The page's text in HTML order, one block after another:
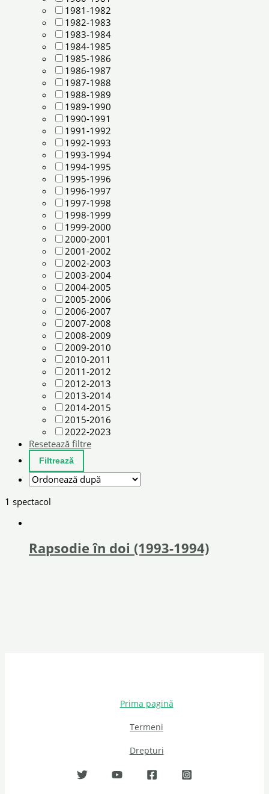
1981-1982
1982-1983
1983-1984
1984-1985
1985-1986
1986-1987
1987-1988
1988-1989
1989-1990
1990-1991
1991-1992
1992-1993
1993-1994
1994-1995
1995-1996
1996-1997
1997-1998
1998-1999
1999-2000
2000-2001
2001-2002
2002-2003
2003-2004
2004-2005
2005-2006
2006-2007
2007-2008
2008-2009
2009-2010
2010-2011
2011-2012
2012-2013
2013-2014
2014-2015
2015-2016
2022-2023
Resetează filtre
1 spectacol
Rapsodie în doi (1993-1994)
Prima pagină
Termeni
Drepturi